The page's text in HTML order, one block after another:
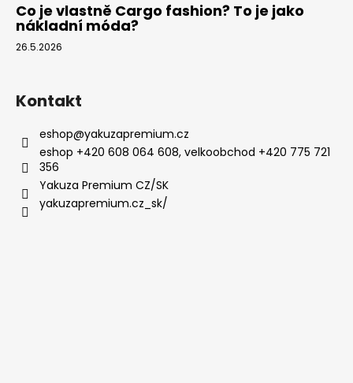
Co je vlastně Cargo fashion? To je jako
nákladní móda?
26.5.2026
Kontakt
eshop@yakuzapremium.cz
eshop +420 608 064 608, velkoobchod +420 775 721
356
Yakuza Premium CZ/SK
yakuzapremium.cz_sk/